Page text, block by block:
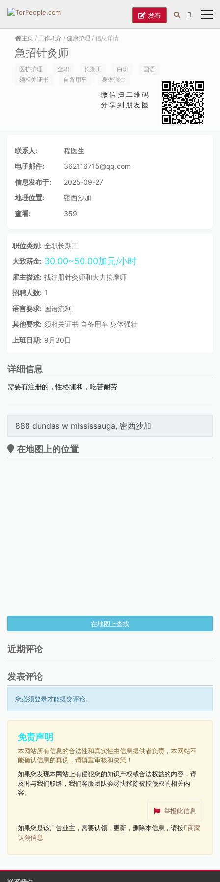
发布
主页 / 工作职介 / 健康护理 / 信息详情
急招针灸师
医护护理 全职 长期工 白班
国语
须相关证书
自备用车 身体强壮
微信扫二维码
分享到朋友圈
联系人:
程医生
电子邮件:
362116715@qq.com
信息发布于:
2025-09-27
地理位置:
密西沙加
查看:
359
职位类别: 全职长期工
大致薪金: 30.00~50.00加元/小时
雇主描述: 找注册针灸师和大力按摩师
招聘人数: 1
语言要求: 国语流利
其他要求: 须相关证书 自备用车 身体强壮
上班日期: 9月30日
详细信息
需要有注册的，性格随和，吃苦耐劳
888 dundas w mississauga, 密西沙加
在地图上的位置
在地图上查找
近期评论
发表评论
您必须登录才能提交评论。
免责声明
本网站所有信息的合法性和真实性由信息提供者负责，本网站不
能确认信息的真伪，请慎重审核和决策！
如果您发现本网站上有侵犯您的知识产权或合法权益的内容，请
及时与我们联络，我们客服团队会尽快移除被控侵权的相关内
容。
举报此信息
如果您是该广告业主，需要认领，更新，删除本信息，请按 商家
认领信息